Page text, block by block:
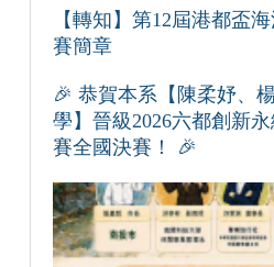
【轉知】第12屆港都盃
賽簡章
🎉 恭賀本系【陳柔妤、
學】晉級2026六都創新
賽全國決賽！ 🎉